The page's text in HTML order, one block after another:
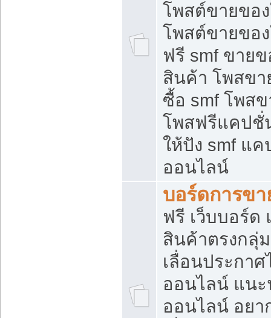
โพสต์ขายขอ
โพสต์ขายขอ
ฟรี smf ขาย
สินค้า โพสขา
ซื้อ smf โพส
โพสฟรีแคปชั่
ให้ปัง smf แ
ออนไลน์
บอร์ดการข
ฟรี เว็บบอร์ด
สินค้าตรงกลุ่
เลื่อนประกา
ออนไลน์ แนะ
ออนไลน์ อย